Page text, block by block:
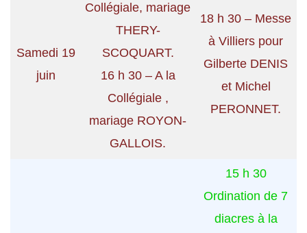
Samedi 19
juin
Collégiale, mariage
THERY-
SCOQUART.
16 h 30 – A la
Collégiale ,
mariage ROYON-
GALLOIS.
18 h 30 – Messe
à Villiers pour
Gilberte DENIS
et Michel
PERONNET.
15 h 30
Ordination de 7
diacres à la